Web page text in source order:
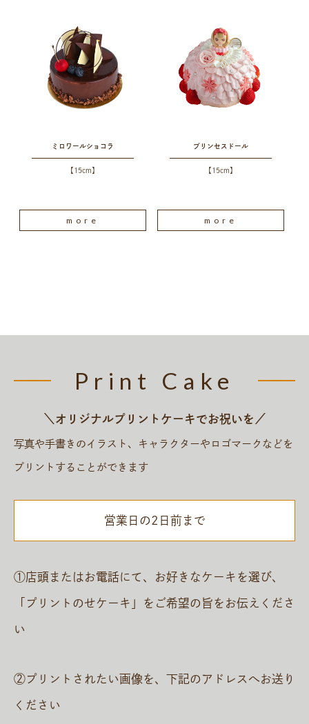
ミロワールショコラ
【15cm】
more
プリンセスドール
【15cm】
more
Print Cake
＼オリジナルプリントケーキでお祝いを／
写真や手書きのイラスト、キャラクターやロゴマークなどを
プリントすることができます
営業日の2日前まで
①店頭またはお電話にて、お好きなケーキを選び、
「プリントのせケーキ」をご希望の旨をお伝えくださ
い
②プリントされたい画像を、下記のアドレスへお送り
ください